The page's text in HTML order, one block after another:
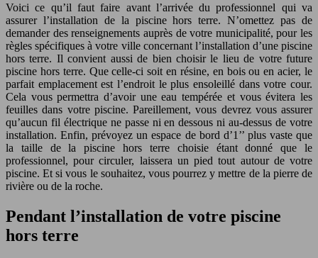
Voici ce qu’il faut faire avant l’arrivée du professionnel qui va
assurer l’installation de la piscine hors terre. N’omettez pas de
demander des renseignements auprès de votre municipalité, pour les
règles spécifiques à votre ville concernant l’installation d’une piscine
hors terre. Il convient aussi de bien choisir le lieu de votre future
piscine hors terre. Que celle-ci soit en résine, en bois ou en acier, le
parfait emplacement est l’endroit le plus ensoleillé dans votre cour.
Cela vous permettra d’avoir une eau tempérée et vous évitera les
feuilles dans votre piscine. Pareillement, vous devrez vous assurer
qu’aucun fil électrique ne passe ni en dessous ni au-dessus de votre
installation. Enfin, prévoyez un espace de bord d’1’’ plus vaste que
la taille de la piscine hors terre choisie étant donné que le
professionnel, pour circuler, laissera un pied tout autour de votre
piscine. Et si vous le souhaitez, vous pourrez y mettre de la pierre de
rivière ou de la roche.
Pendant l’installation de votre piscine
hors terre